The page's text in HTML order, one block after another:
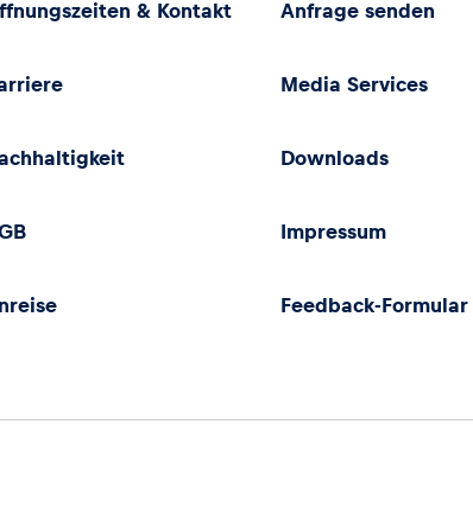
& Kontakt Anfrage senden
Media Services
Downloads
Impressum
Feedback-Formular